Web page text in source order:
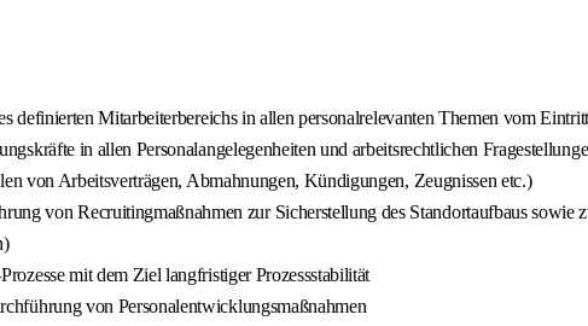
definierten Mitarbeiterbereichs in allen personalrelevanten Themen vom
in allen Personalangelegenheiten und arbeitsrechtlichen
von Arbeitsverträgen, Abmahnungen, Kündigungen, Zeugnissen etc.)
von Recruitingmaßnahmen zur Sicherstellung des Standortaufbaus
mit dem Ziel langfristiger Prozessstabilität
von Personalentwicklungsmaßnahmen